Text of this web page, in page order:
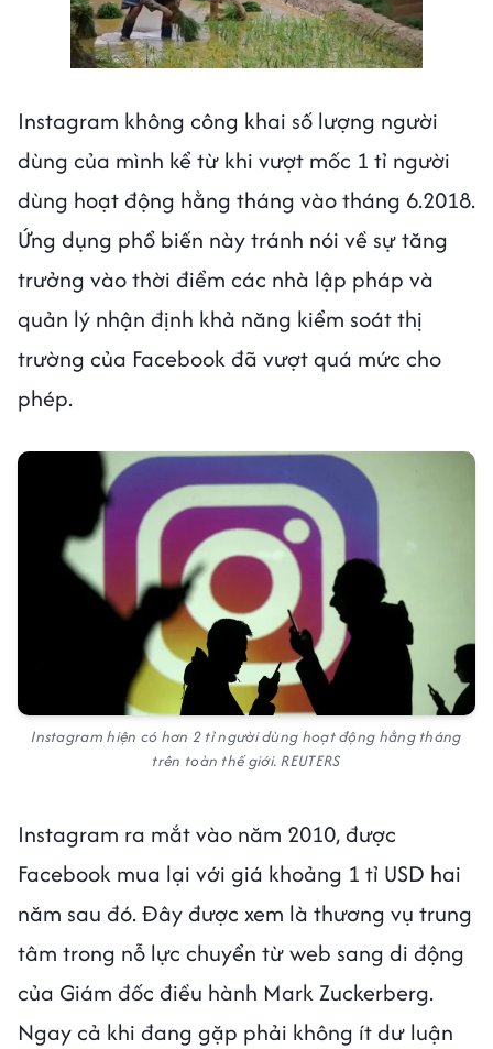
Instagram không công khai số lượng người
dùng của mình kể từ khi vượt mốc 1 tỉ người
dùng hoạt động hằng tháng vào tháng 6.2018.
Ứng dụng phổ biến này tránh nói về sự tăng
trưởng vào thời điểm các nhà lập pháp và
quản lý nhận định khả năng kiểm soát thị
trường của Facebook đã vượt quá mức cho
phép.
Instagram hiện có hơn 2 tỉ người dùng hoạt động hằng tháng
trên toàn thế giới. REUTERS
Instagram ra mắt vào năm 2010, được
Facebook mua lại với giá khoảng 1 tỉ USD hai
năm sau đó. Đây được xem là thương vụ trung
tâm trong nỗ lực chuyển từ web sang di động
của Giám đốc điều hành Mark Zuckerberg.
Ngay cả khi đang gặp phải không ít dư luận